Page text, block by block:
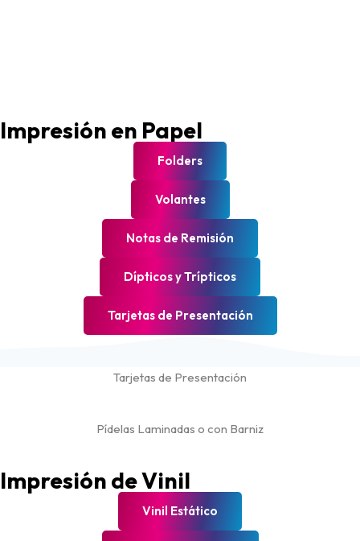
Impresión en Papel
Folders
Volantes
Notas de Remisión
Dípticos y Trípticos
Tarjetas de Presentación
Tarjetas de Presentación
Pídelas Laminadas o con Barniz
Impresión de Vinil
Vinil Estático